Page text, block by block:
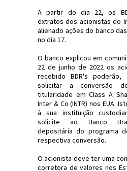
A partir do dia 22, os
extratos dos acionistas do
alienado ações do banco
no dia 17.
O banco explicou em
22 de junho de 2022 os
recebido BDR's
solicitar a conversão
titularidade em Class A
Inter & Co (INTR) nos EUA.
à sua instituição
solicite ao Banco
depositária do programa
respectiva conversão.
O acionista deve ter uma
corretora de valores nos